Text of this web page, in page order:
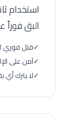
استخدام
البق فوراً عند
✓قتل فوري
✓آمن على
✓لا يترك أي